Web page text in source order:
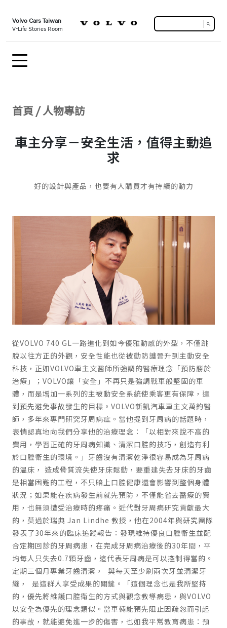
Volvo Cars Taiwan
V-Life Stories Room
search
首頁 /人物專訪
車主分享－安全生活，值得主動追
求
好的設計與產品，也要有人購買才有持續的動力
從VOLVO 740 GL一路進化到如今優雅動感的外型，不僅跳
脫以往方正的外觀，安全性能也從被動防護晉升到主動安全
科技，正如VOLVO車主文醫師所強調的醫療理念「預防勝於
治療」；VOLVO讓「安全」不再只是強調戰車般堅固的車
體，而是增加一系列的主被動安全系統使乘客更有保障，達
到預先避免事故發生的目標。VOLVO新凱汽車車主文萬鈞醫
師，多年來專門研究牙周病症。當他提到牙周病的話題時，
表情認真地向我們分享他的治療理念：「以相對來說不高的
費用，學習正確的牙周病知識、清潔口腔的技巧，創造有利
於口腔衛生的環境。」牙齒沒有清潔乾淨很容易成為牙周病
的溫床， 造成骨質流失使牙床鬆動，要重建失去牙床的牙齒
是相當困難的工程，不只賠上口腔健康還會影響到整個身體
狀況；如果能在疾病發生前就先預防，不僅能省去醫療的費
用，也無須遭受治療時的疼痛。近代對牙周病研究貢獻最大
的，莫過於瑞典 Jan Lindhe 教授，他在2004年與研究團隊
發表了30年來的臨床追蹤報告：發現維持優良口腔衛生並配
合定期回診的牙周病患，在完成牙周病治療後的30年間，平
均每人只失去0.7顆牙齒，這代表牙周病是可以控制得當的。
定期三個月專業牙齒清潔， 與每天至少刷兩次牙並清潔牙
縫， 是這群人享受成果的關鍵。「這個理念也是我所堅持
的，優先將維護口腔衛生的方式與觀念教導病患，與VOLVO
以安全為優先的理念類似。當車輛能預先阻止因疏忽而引起
的事故，就能避免進一步的傷害，也如我平常教育病患：預